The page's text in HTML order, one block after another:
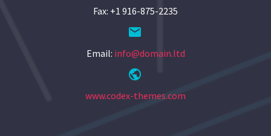
Fax: +1 916-875-2235


Email: info@domain.ltd


www.codex-themes.com